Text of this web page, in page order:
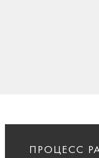
ПРОЦЕСС